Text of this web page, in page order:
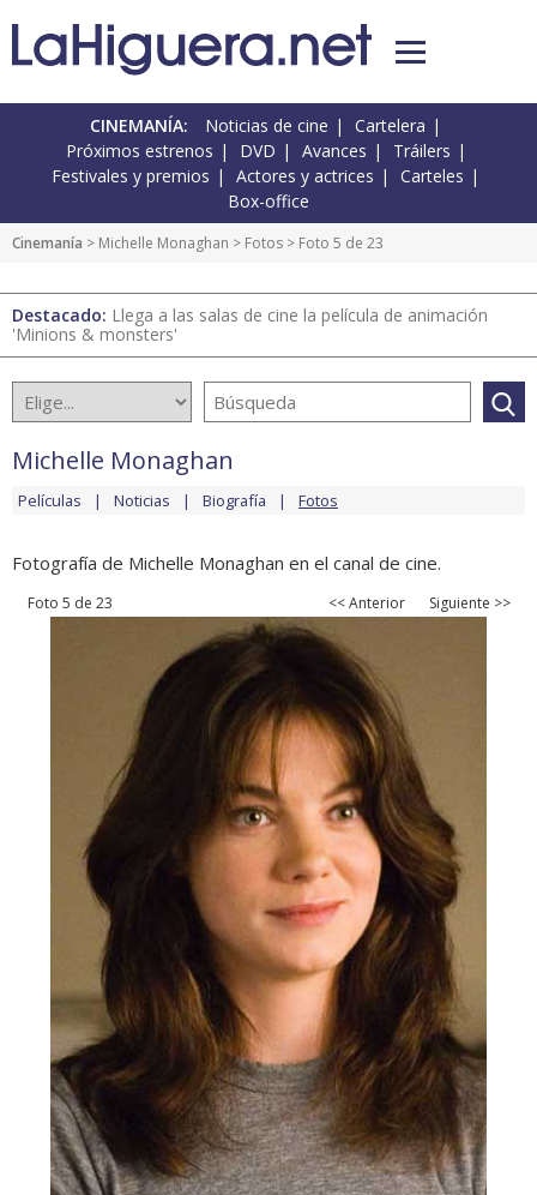
CINEMANÍA: Noticias de cine
Cartelera
Próximos estrenos
DVD Avances
Tráilers
Festivales y premios
Actores y actrices
Carteles
Box-office
Cinemanía > Michelle Monaghan > Fotos > Foto 5 de 23
Destacado: Llega a las salas de cine la película de animación
'Minions & monsters'
Michelle Monaghan
Películas Noticias Biografía Fotos
Fotografía de Michelle Monaghan en el canal de cine.
Foto 5 de 23 << Anterior Siguiente >>